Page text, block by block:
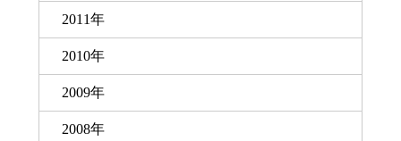
2011年
2010年
2009年
2008年